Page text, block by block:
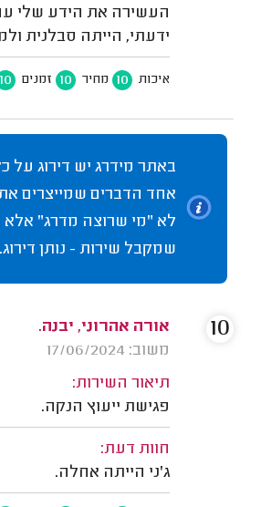
העשירה את הידע שלי
ידעתי, הייתה סבלנית
איכות 10 מחיר 10 זמנים 10
באתר מידרג יש דירוג על
אחד הדברים שמייצרים
לא "מי שרוצה מדרג" אלא
שמקבל שירות - נותן דירוג.
אורה אהרוני, יבנה.
משוב: 17/06/2024
תיאור השירות:
פגישת ייעוץ הנקה.
חוות דעת:
ג'ני הייתה אחלה.
10